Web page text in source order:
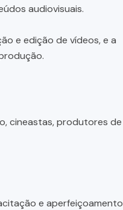
audiovisuais.
e edição de vídeos, e a
cineastas, produtores de
e aperfeiçoamento